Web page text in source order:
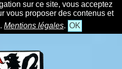
sur ce site, vous acceptez
vous proposer des contenus et
Mentions légales. OK